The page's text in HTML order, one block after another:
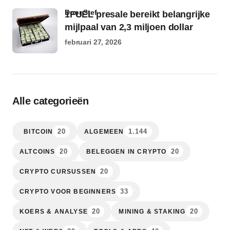
1FUEL presale bereikt belangrijke
mijlpaal van 2,3 miljoen dollar
door Stef
februari 27, 2026
Alle categorieën
BITCOIN 20 ALGEMEEN 1.144
ALTCOINS 20 BELEGGEN IN CRYPTO 20
CRYPTO CURSUSSEN 20
CRYPTO VOOR BEGINNERS 33
KOERS & ANALYSE 20 MINING & STAKING 20